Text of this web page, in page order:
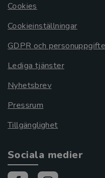
Cookies
Cookieinställningar
GDPR och
Lediga tjänster
Nyhetsbrev
Pressrum
Tillgänglighet
Sociala medier